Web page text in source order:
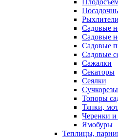
Рыхлители
Садовые
Садовые
Садовые
Садовые
Сажалки
Секаторы
Сеялки
Сучкорезы
Топоры
Тяпки,
Черенки и
Ямобуры
Теплицы,